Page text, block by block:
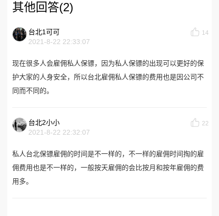
其他回答(2)
台北1可可
2021-8-22 22:33:07
14
现在很多人会雇佣私人保镖，因为私人保镖的出现可以更好的保
护大家的人身安全，所以台北雇佣私人保镖的费用也是因公司不
同而不同的。
台北2小小
2021-8-22 22:32:07
22
私人台北保镖雇佣的时间是不一样的，不一样的雇佣时间掏的雇
佣费用也是不一样的，一般按天雇佣的会比按月和按年雇佣的费
用多。